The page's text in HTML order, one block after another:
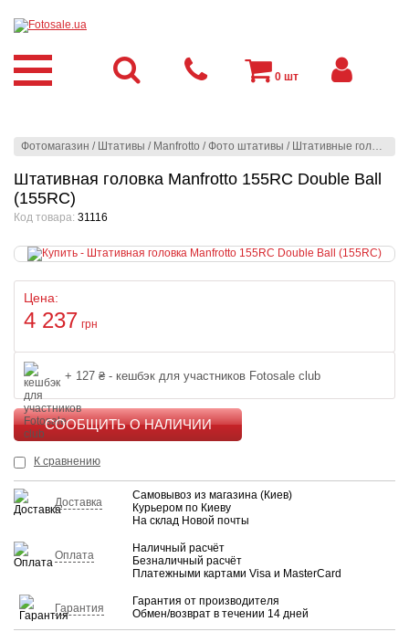
Фотомагазин / Штативы / Manfrotto /Фото штативы / Штативные головы
Штативная головка Manfrotto 155RC Double Ball
(155RC)
Код товара: 31116
Цена:
4 237 грн
+ 127 ₴ - кешбэк для участников Fotosale club
К сравнению
Доставка
Самовывоз из магазина (Киев)
Курьером по Киеву
На склад Новой почты
Оплата
Наличный расчёт
Безналичный расчёт
Платежными картами Visa и MasterCard
Гарантия
Гарантия от производителя
Обмен/возврат в течении 14 дней
0 шт